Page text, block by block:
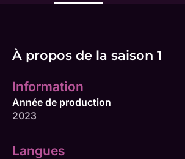
À propos de la saison 1
Information
Année de production
2023
Langues